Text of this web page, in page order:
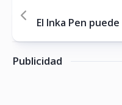
El Inka Pen
Publicidad